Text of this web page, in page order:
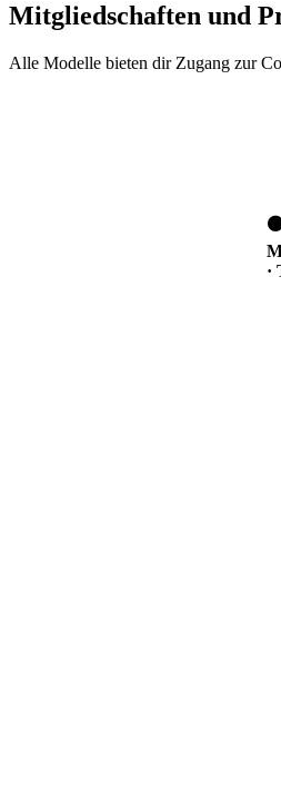
Mitgliedschaften und
Alle Modelle bieten dir Zugang zur
·